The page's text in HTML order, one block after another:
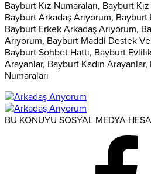
Bayburt Kız Numaraları, Bayburt
Bayburt Arkadaş Arıyorum, Bayburt
Bayburt Erkek Arkadaş Arıyorum,
Arıyorum, Bayburt Maddi Destek
Bayburt Sohbet Hattı, Bayburt
Arayanlar, Bayburt Kadın
Numaraları
BU KONUYU SOSYAL MEDYA